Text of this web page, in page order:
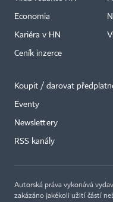
Economia
Kariéra v HN
Ceník inzerce
Koupit / darovat
Eventy
Newslettery
RSS kanály
Autorská práva vykonává
zakázáno jakékoli užití částí